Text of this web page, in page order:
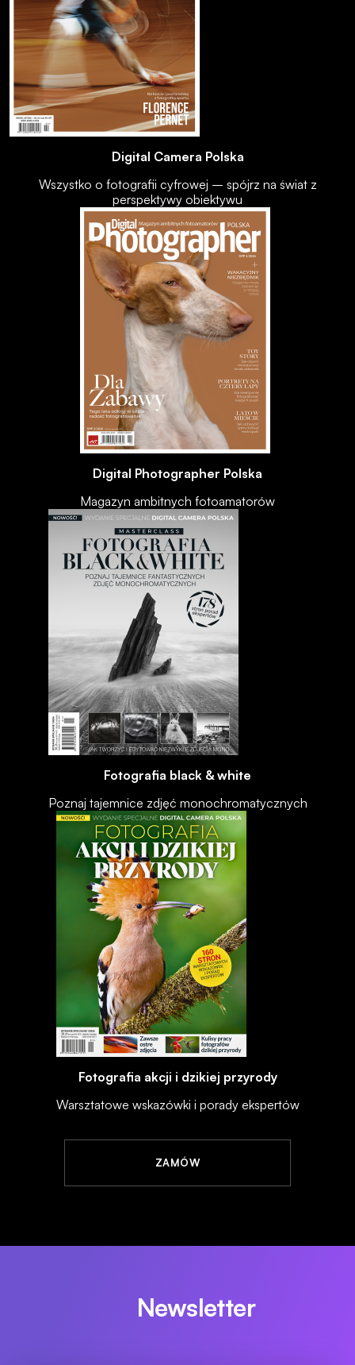
Digital Camera Polska
Wszystko o fotografii cyfrowej – spójrz na świat z
perspektywy obiektywu
Digital Photographer Polska
Magazyn ambitnych fotoamatorów
Fotografia black & white
Poznaj tajemnice zdjęć monochromatycznych
Fotografia akcji i dzikiej przyrody
Warsztatowe wskazówki i porady ekspertów
ZAMÓW
Newsletter